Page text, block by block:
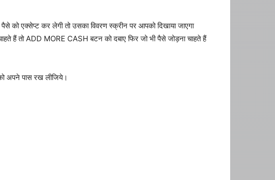
एक्सेप्ट कर लेगी तो उसका विवरण स्क्रीन पर आपको दिखाया जाएगा
हैं तो ADD MORE CASH बटन को दबाए फिर जो भी पैसे जोड़ना चाहते हैं
अपने पास रख लीजिये।